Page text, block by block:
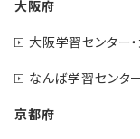
大阪府
大阪学習センター
なんば学習センタ
京都府